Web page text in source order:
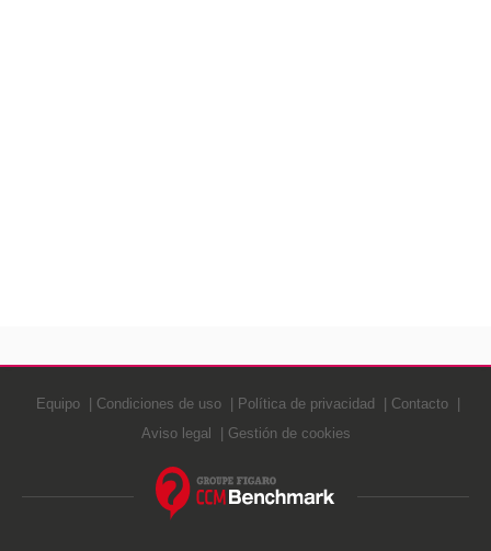
Equipo Condiciones de uso Política de privacidad
Contacto
Aviso legal
Gestión de cookies